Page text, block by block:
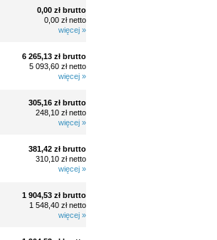
0,00 zł brutto
0,00 zł netto
więcej »
6 265,13 zł brutto
5 093,60 zł netto
więcej »
305,16 zł brutto
248,10 zł netto
więcej »
381,42 zł brutto
310,10 zł netto
więcej »
1 904,53 zł brutto
1 548,40 zł netto
więcej »